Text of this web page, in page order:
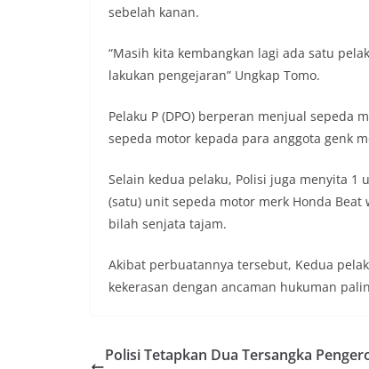
sebelah kanan.
“Masih kita kembangkan lagi ada satu
lakukan pengejaran” Ungkap Tomo.
Pelaku P (DPO) berperan menjual
sepeda motor kepada para anggota genk
Selain kedua pelaku, Polisi juga menyita
(satu) unit sepeda motor merk Honda
bilah senjata tajam.
Akibat perbuatannya tersebut, Kedua
kekerasan dengan ancaman hukuman
Polisi Tetapkan Dua Tersangka